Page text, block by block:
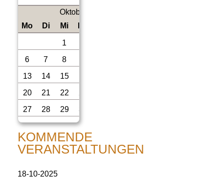
Oktober 2025
Montag
Dienstag
Mittwoch
1
6
7 8
13
14 15
20
21 22
27
28 29 30
KOMMENDE
VERANSTALTUNGEN
18-10-2025